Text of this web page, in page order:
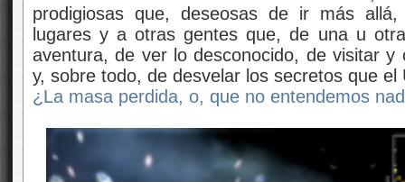
prodigiosas que, deseosas de ir más
lugares y a otras gentes que, de una u
aventura, de ver lo desconocido, de visitar y
y, sobre todo, de desvelar los secretos que
¿La masa perdida, o, que no entendemos